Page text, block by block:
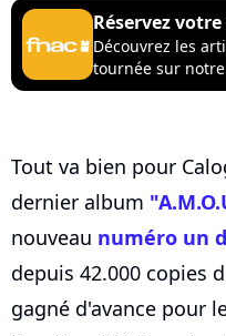
Réservez
Découvrez les
tournée sur
Tout va bien pour
dernier album
nouveau numéro un
depuis 42.000 copies
gagné d'avance pour